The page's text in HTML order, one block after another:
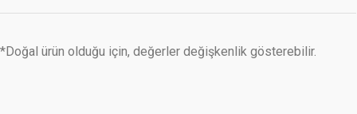
*Doğal ürün olduğu için, değerler değişkenlik gösterebilir.